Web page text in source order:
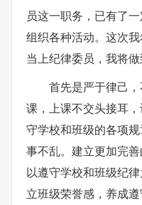
员这一职务，已有了
组织各种活动。这次
当上纪律委员，我将做
首先是严于律己
课，上课不交头接耳
守学校和班级的各项
事不乱。建立更加完
以遵守学校和班级纪
立班级荣誉感，养成